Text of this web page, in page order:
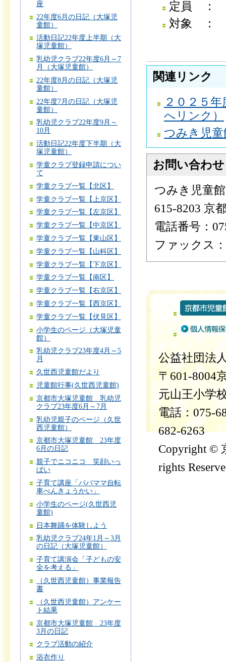
座
22年度6月の日記（大塚児
童館）
活動日記22年度上半期（大
塚児童館）
乳幼児クラブ22年度6月～7
月（大塚児童館）
22年度8月の日記（大塚児
童館）
22年度7月の日記（大塚児
童館）
乳幼児クラブ22年度9月～
10月
活動日記22年度下半期（大
塚児童館）
学童クラブ登録申請につい
て
学童クラブ一覧【北区】
学童クラブ一覧【上京区】
学童クラブ一覧【左京区】
学童クラブ一覧【中京区】
学童クラブ一覧【東山区】
学童クラブ一覧【山科区】
学童クラブ一覧【下京区】
学童クラブ一覧【南区】
学童クラブ一覧【右京区】
学童クラブ一覧【西京区】
学童クラブ一覧【伏見区】
小学生のページ（大塚児童
館）
乳幼児クラブ23年度4月～5
月
久世西児童館だより
児童館行事(久世西児童館)
京都市大塚児童館 乳幼児
クラブ23年度6月～7月
乳幼児親子のページ（久世
西児童館）
京都市大塚児童館 23年度
6月の日記
親子でニコニコ 笑顔いっ
ぱい
子育て講座「パパママ自転
車べんきょうかい」
小学生のページ(久世西児
童館)
日本舞踊を体験しよう
乳幼児クラブ24年1月～3月
の日記（大塚児童館）
子育て講演会「子どもの安
全を考える」
（久世西児童館）事業報告
書
（久世西児童館）アンケー
ト結果
京都市大塚児童館 23年度
3月の日記
クラブ活動の紹介
浴衣作り
定員 ：
対象 ：
関連リンク
２０２５
へリンク）
つみき児
お問い合わせ
つみき児童館
615-8203 京
電話番号：
ファックス
公益社団
〒601-8004
元山王小学
電話：075-
682-6263
Copyright ©
rights